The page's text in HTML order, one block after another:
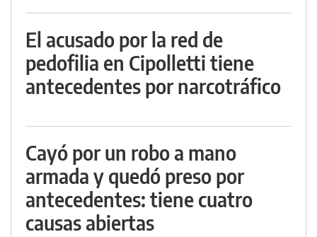
El acusado por la red de
pedofilia en Cipolletti tiene
antecedentes por narcotráfico
Cayó por un robo a mano
armada y quedó preso por
antecedentes: tiene cuatro
causas abiertas